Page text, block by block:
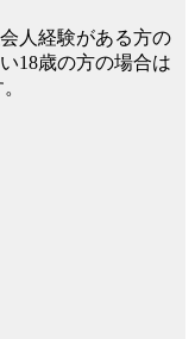
人経験がある方の
18歳の方の場合は